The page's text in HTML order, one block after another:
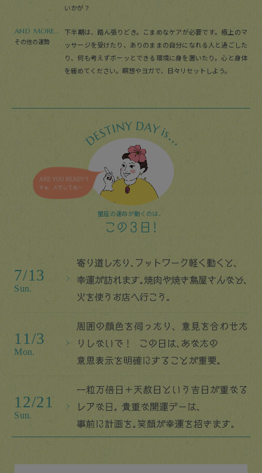
いかが？
AND MORE...
その他の運勢
下半期は、踏ん張りどき。こまめなケアが必要です。極上のマ
ッサージを受けたり、ありのままの自分になれる人と過ごした
り、何も考えずボーッとできる環境に身を置いたり。心と身体
を緩めてください。瞑想やヨガで、日々リセットしよう。
蟹座の運命が動くのは、